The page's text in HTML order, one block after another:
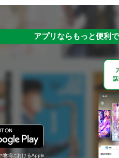
アプリならもっと便利で
地域におけるApple